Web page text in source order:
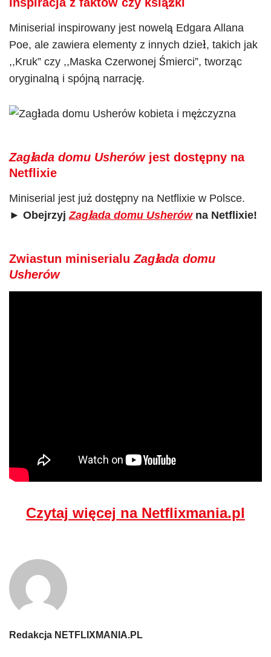
Miniserial inspirowany jest nowelą Edgara Allana
Poe, ale zawiera elementy z innych dzieł, takich jak
,,Kruk” czy ,,Maska Czerwonej Śmierci”, tworząc
oryginalną i spójną narrację.
Zagłada domu Usherów jest dostępny na
Netflixie
Miniserial jest już dostępny na Netflixie w Polsce.
► ObejrzyjZagłada domu Usherówna Netflixie!
Zwiastun miniserialuZagłada domu
Usherów
Czytaj więcej na Netflixmania.pl
Redakcja NETFLIXMANIA.PL